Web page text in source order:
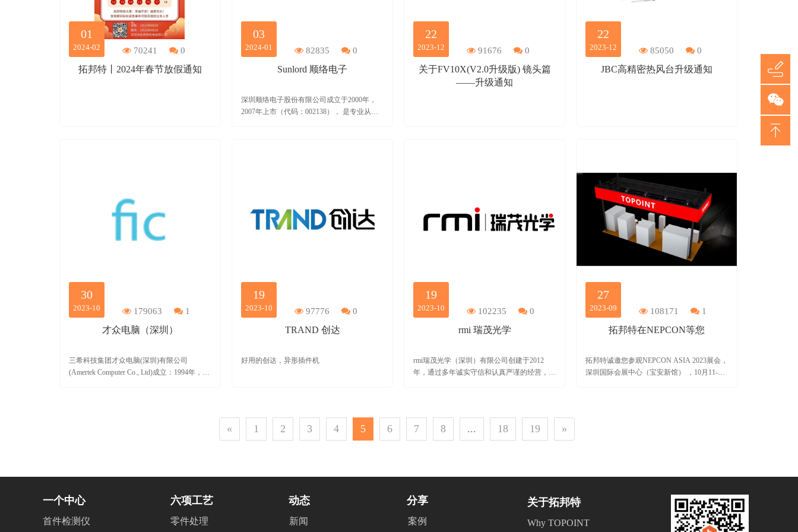
01
2024-02 70241 0
拓邦特丨2024年春节放假通知
03
2024-01 82835 0
Sunlord 顺络电子
深圳顺络电子股份有限公司成立于2000年，
2007年上市（代码：002138）， 是专业从事
22
2023-12 91676 0
关于FV10X(V2.0升级版) 镜头篇
——升级通知
22
2023-12 85050 0
JBC高精密热风台升级通知
30
2023-10 179063 1
才众电脑（深圳）
三希科技集团才众电脑(深圳)有限公司
(Amertek Computer Co., Ltd)成立：1994年，面
19
2023-10 97776 0
TRAND 创达
好用的创达，异形插件机
19
2023-10 102235 0
rmi 瑞茂光学
rmi瑞茂光学（深圳）有限公司创建于2012
年，通过多年诚实守信和认真严谨的经营，已
27
2023-09 108171 1
拓邦特在NEPCON等您
拓邦特诚邀您参观NEPCON ASIA 2023展会，
深圳国际会展中心（宝安新馆） ，10月11-13
« 1 2 3 4 5 6 7 8 ... 18 19 »
零件处理 新闻 Why TOPOINT
动态 关于拓邦特
首件检测仪
六项工艺
一个中心 分享
案例